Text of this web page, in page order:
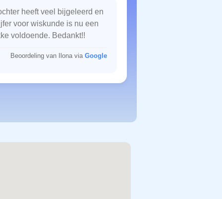
heeft veel bijgeleerd en
voor wiskunde is nu een
voldoende. Bedankt!!
Beoordeling van Ilona via Google